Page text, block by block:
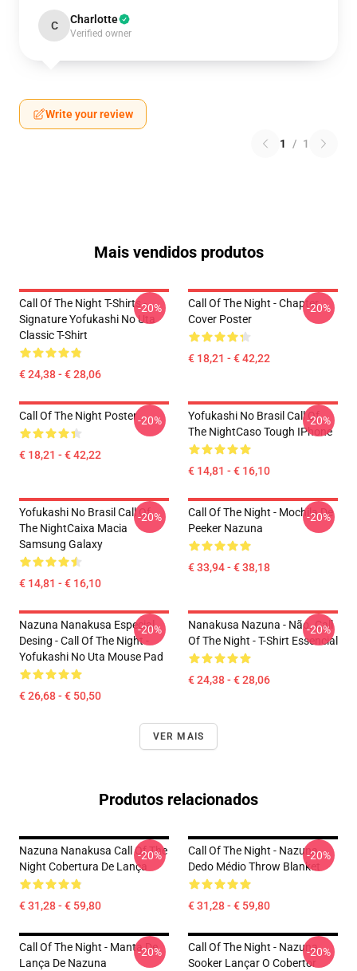
C Charlotte
Verified owner
Write your review
1 / 1
Mais vendidos produtos
Call Of The Night T-Shirts -
Signature Yofukashi No Uta
Classic T-Shirt
€ 24,38 - € 28,06
-20%
Call Of The Night - Chapter
Cover Poster
€ 18,21 - € 42,22
-20%
Call Of The Night Poster
€ 18,21 - € 42,22
-20%
Yofukashi No Brasil Call Of
The NightCaso Tough IPhone
€ 14,81 - € 16,10
-20%
Yofukashi No Brasil Call Of
The NightCaixa Macia
Samsung Galaxy
€ 14,81 - € 16,10
-20%
Call Of The Night - Mochila De
Peeker Nazuna
€ 33,94 - € 38,18
-20%
Nazuna Nanakusa Especial
Desing - Call Of The Night -
Yofukashi No Uta Mouse Pad
€ 26,68 - € 50,50
-20%
Nanakusa Nazuna - Não. Call
Of The Night - T-Shirt Essencial
€ 24,38 - € 28,06
-20%
VER MAIS
Produtos relacionados
Nazuna Nanakusa Call Of The
Night Cobertura De Lança
€ 31,28 - € 59,80
-20%
Call Of The Night - Nazuna
Dedo Médio Throw Blanket
€ 31,28 - € 59,80
-20%
Call Of The Night - Manta De
Lança De Nazuna
-20%
Call Of The Night - Nazuna
Sooker Lançar O Cobertor
-20%